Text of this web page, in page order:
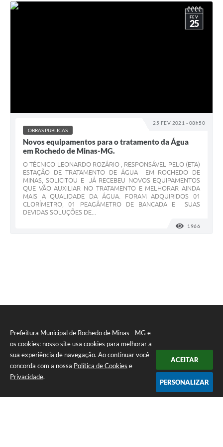
Prefeitura Municipal de Rochedo de Minas - MG e
os cookies: nosso site usa cookies para melhorar a
sua experiência de navegação. Ao continuar você
concorda com a nossa Política de Cookies e
Privacidade.
ACEITAR
PERSONALIZAR
25 FEV 2021 - 08h50
FEV
25
OBRAS PÚBLICAS
Novos equipamentos para o tratamento da Água
em Rochedo de Minas-MG.
O TÉCNICO LEONARDO ROZÁRIO , RESPONSÁVEL PELO (ETA)
ESTAÇÃO DE TRATAMENTO DE ÁGUA EM ROCHEDO DE
MINAS, SOLICITOU E JÁ RECEBEU NOVOS EQUIPAMENTOS
QUE VÃO AUXILIAR NO TRATAMENTO E MELHORAR AINDA
MAIS A QUALIDADE DA ÁGUA. FORAM ADQUIRIDOS 01
CLORÍMETRO, 01 PEAGÂMETRO DE BANCADA E SUAS
DEVIDAS SOLUÇÕES DE...
1966